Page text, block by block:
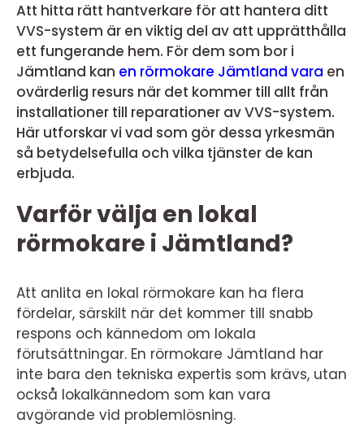
Att hitta rätt hantverkare för att hantera ditt
VVS-system är en viktig del av att upprätthålla
ett fungerande hem. För dem som bor i
Jämtland kan en rörmokare Jämtland vara en
ovärderlig resurs när det kommer till allt från
installationer till reparationer av VVS-system.
Här utforskar vi vad som gör dessa yrkesmän
så betydelsefulla och vilka tjänster de kan
erbjuda.
Varför välja en lokal
rörmokare i Jämtland?
Att anlita en lokal rörmokare kan ha flera
fördelar, särskilt när det kommer till snabb
respons och kännedom om lokala
förutsättningar. En rörmokare Jämtland har
inte bara den tekniska expertis som krävs, utan
också lokalkännedom som kan vara
avgörande vid problemlösning.